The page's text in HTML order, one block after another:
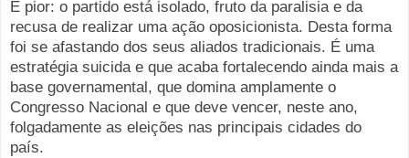
E pior: o partido está isolado, fruto da paralisia e da
recusa de realizar uma ação oposicionista. Desta forma
foi se afastando dos seus aliados tradicionais. É uma
estratégia suicida e que acaba fortalecendo ainda mais a
base governamental, que domina amplamente o
Congresso Nacional e que deve vencer, neste ano,
folgadamente as eleições nas principais cidades do
país.